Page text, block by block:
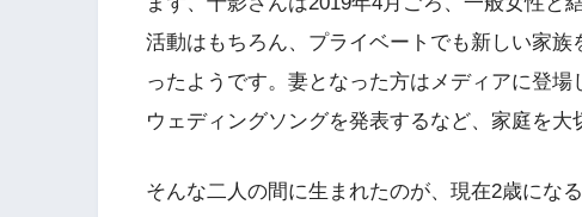
活動はもちろん、プライベートでも新しい家
ったようです。妻となった方はメディアに登
ウェディングソングを発表するなど、家庭を大
そんな二人の間に生まれたのが、現在2歳にな